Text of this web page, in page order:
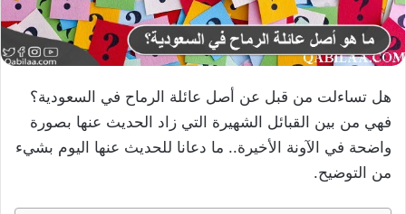
هل تساءلت من قبل عن أصل عائلة الرماح في السعودية؟
فهي من بين القبائل الشهيرة التي زاد الحديث عنها بصورة
واضحة في الآونة الأخيرة.. ما دعانا للحديث عنها اليوم بشيء
من التوضيح.